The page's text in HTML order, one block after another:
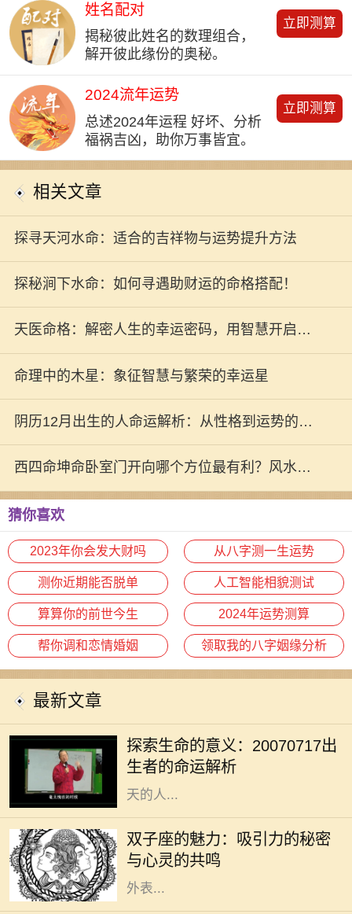
姓名配对
揭秘彼此姓名的数理组合，
解开彼此缘份的奥秘。
立即测算
2024流年运势
总述2024年运程 好坏、分析
福祸吉凶，助你万事皆宜。
立即测算
相关文章
探寻天河水命：适合的吉祥物与运势提升方法
探秘涧下水命：如何寻遇助财运的命格搭配！
天医命格：解密人生的幸运密码，用智慧开启未
来之门！
命理中的木星：象征智慧与繁荣的幸运星
阴历12月出生的人命运解析：从性格到运势的全
方位探索
西四命坤命卧室门开向哪个方位最有利？风水解
析与建议
猜你喜欢
2023年你会发大财吗 从八字测一生运势
测你近期能否脱单 人工智能相貌测试
算算你的前世今生 2024年运势测算
帮你调和恋情婚姻 领取我的八字姻缘分析
最新文章
探索生命的意义：20070717出
生者的命运解析
生都注定有其独特的意义与使命。
20070717这个特殊的日期，隐含着
丰富的数字哲学，昭示着出生在这一
天的人...
双子座的魅力：吸引力的秘密
与心灵的共鸣
双子座是个富有魅力的星座，生于5
月21日至6月20日之间的双子们，凭
借其机智与灵活的个性，成为社交场
合的明星。他们的吸引力不单来源于
外表...
在众多的出生日期中，1994年7月20